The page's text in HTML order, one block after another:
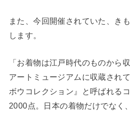
また、今回開催されていた、き
します。
「お着物は江戸時代のものから
アートミュージアムに収蔵され
ボウコレクション』と呼ばれる
2000点。日本の着物だけでなく